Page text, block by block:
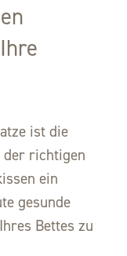
ist die
richtigen
ein
gesunde
Bettes zu